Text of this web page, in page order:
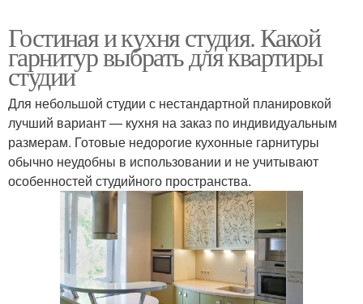
Гостиная и кухня студия. Какой
гарнитур выбрать для квартиры
студии
Для небольшой студии с нестандартной планировкой
лучший вариант — кухня на заказ по индивидуальным
размерам. Готовые недорогие кухонные гарнитуры
обычно неудобны в использовании и не учитывают
особенностей студийного пространства.